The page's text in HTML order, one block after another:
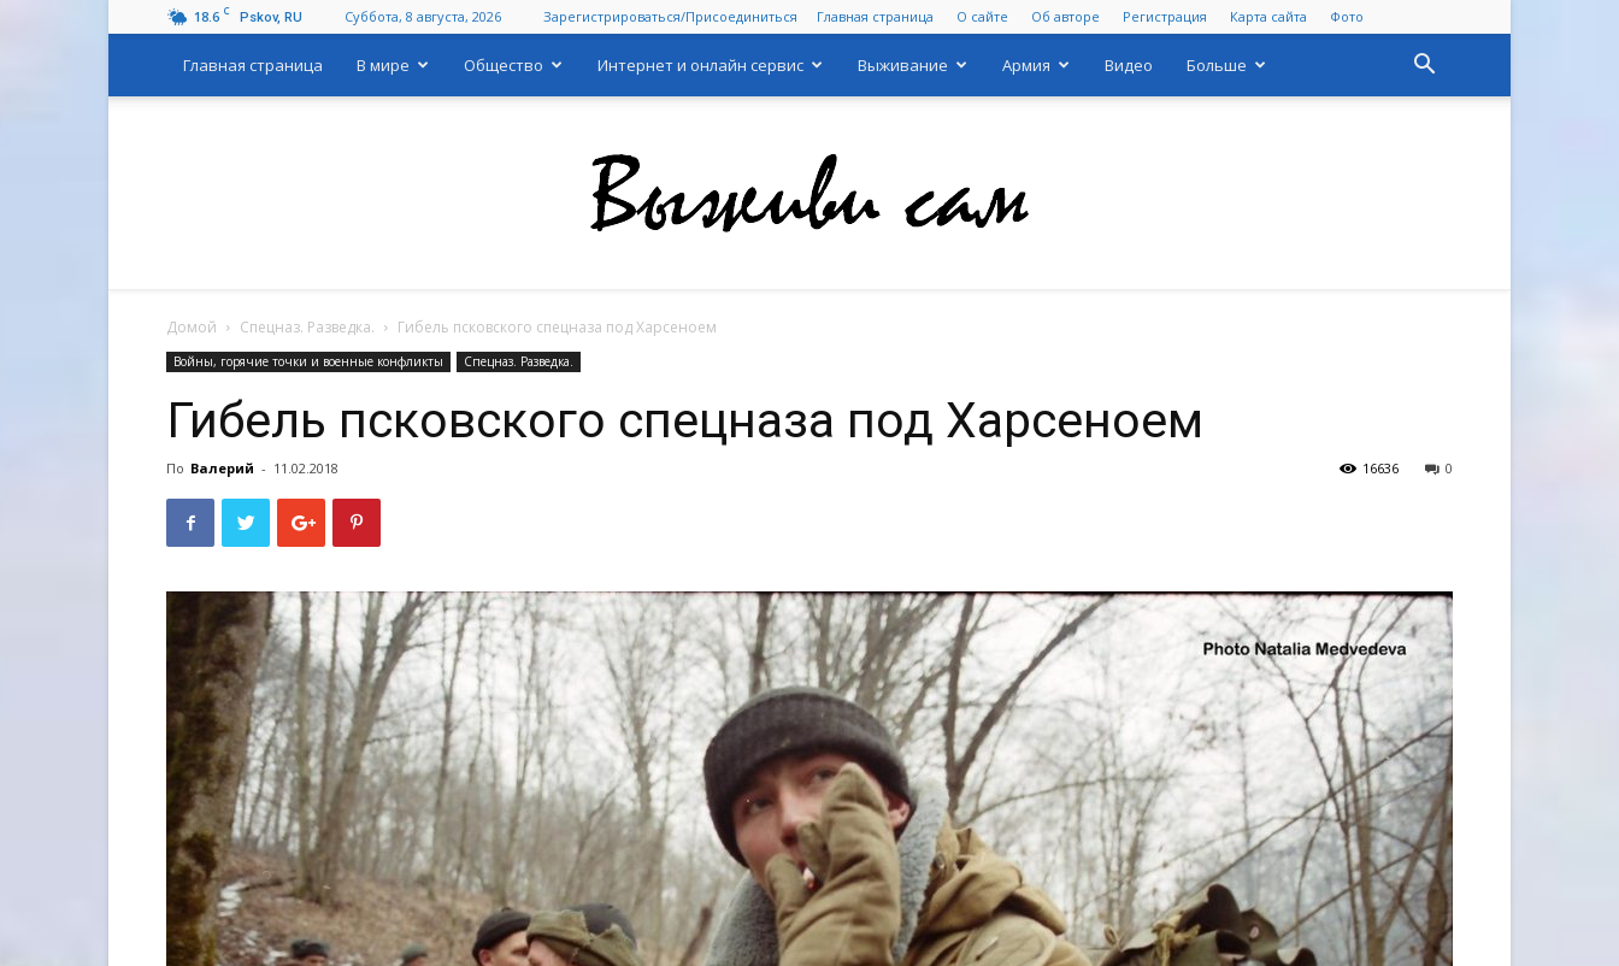
18.6 C Pskov, RU Суббота, 8 августа, 2026 Зарегистрироваться/Присоединиться Главная страница О сайте Об авторе Регистрация Карта сайта Фото
Главная страница В мире Общество Интернет и онлайн сервис Выживание Армия Видео Больше
Домой Спецназ. Разведка. Гибель псковского спецназа под Харсеноем
Войны, горячие точки и военные конфликты Спецназ. Разведка.
Гибель псковского спецназа под Харсеноем
По Валерий - 11.02.2018 0
16636